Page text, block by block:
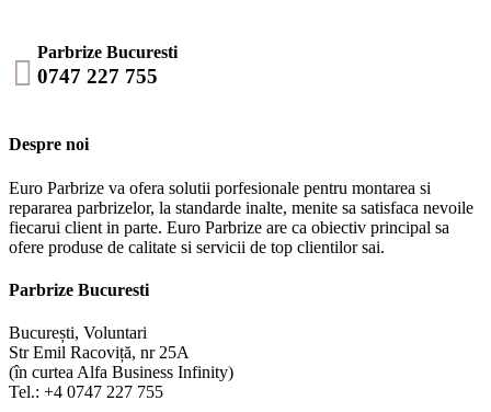

Parbrize Bucuresti
0747 227 755
Despre noi
Euro Parbrize va ofera solutii porfesionale pentru montarea si
repararea parbrizelor, la standarde inalte, menite sa satisfaca nevoile
fiecarui client in parte. Euro Parbrize are ca obiectiv principal sa
ofere produse de calitate si servicii de top clientilor sai.
Parbrize Bucuresti
București, Voluntari
Str Emil Racoviță, nr 25A
(în curtea Alfa Business Infinity)
Tel.: +4 0747 227 755